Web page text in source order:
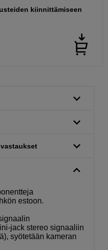
kiinnittämiseen
estoon.
jack stereo signaaliin
syötetään kameran